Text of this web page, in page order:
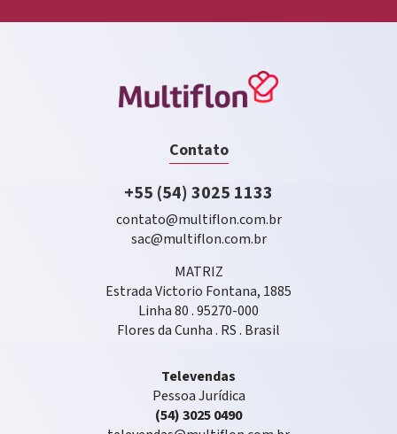
Contato
+55 (54) 3025 1133
contato@multiflon.com.br
sac@multiflon.com.br
MATRIZ
Estrada Victorio Fontana, 1885
Linha 80 . 95270-000
Flores da Cunha . RS . Brasil
Televendas
Pessoa Jurídica
(54) 3025 0490